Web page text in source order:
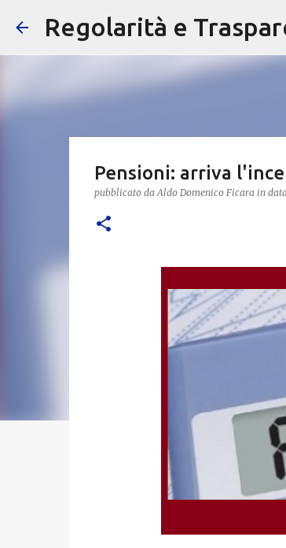
Regolarità e
Pensioni: arriva
pubblicato daAldo Domenico Ficara in data